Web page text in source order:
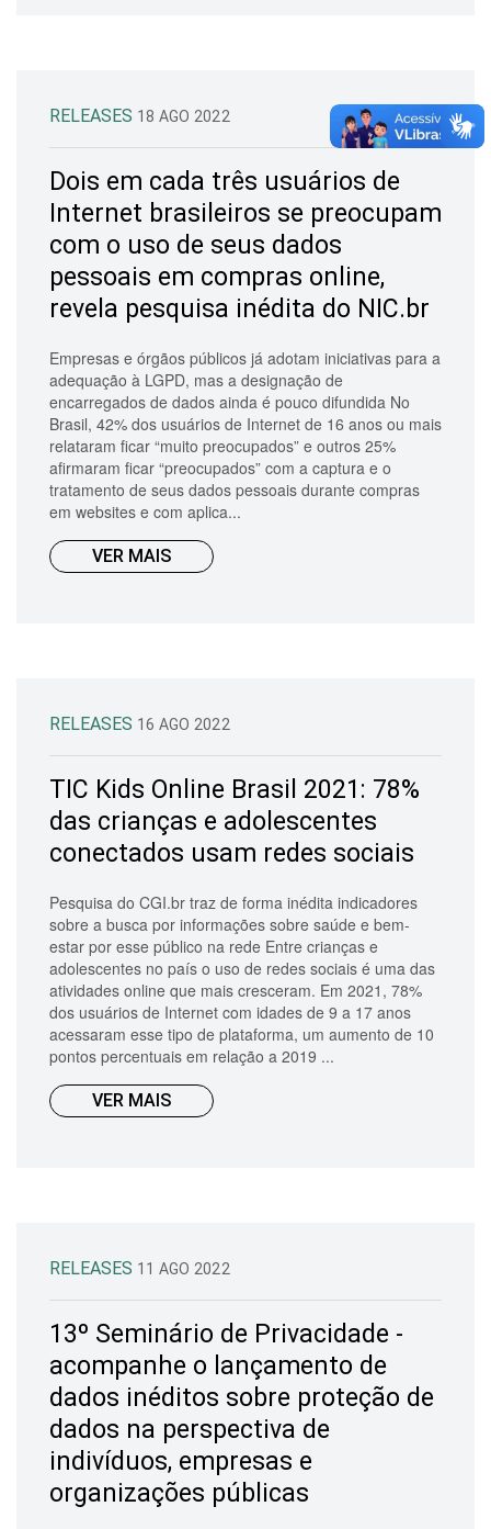
RELEASES 18 AGO 2022
Dois em cada três usuários de
Internet brasileiros se preocupam
com o uso de seus dados
pessoais em compras online,
revela pesquisa inédita do NIC.br
Empresas e órgãos públicos já adotam iniciativas para a
adequação à LGPD, mas a designação de
encarregados de dados ainda é pouco difundida No
Brasil, 42% dos usuários de Internet de 16 anos ou mais
relataram ficar “muito preocupados” e outros 25%
afirmaram ficar “preocupados” com a captura e o
tratamento de seus dados pessoais durante compras
em websites e com aplica...
VER MAIS
RELEASES 16 AGO 2022
TIC Kids Online Brasil 2021: 78%
das crianças e adolescentes
conectados usam redes sociais
Pesquisa do CGI.br traz de forma inédita indicadores
sobre a busca por informações sobre saúde e bem-
estar por esse público na rede Entre crianças e
adolescentes no país o uso de redes sociais é uma das
atividades online que mais cresceram. Em 2021, 78%
dos usuários de Internet com idades de 9 a 17 anos
acessaram esse tipo de plataforma, um aumento de 10
pontos percentuais em relação a 2019 ...
VER MAIS
RELEASES 11 AGO 2022
13º Seminário de Privacidade -
acompanhe o lançamento de
dados inéditos sobre proteção de
dados na perspectiva de
indivíduos, empresas e
organizações públicas